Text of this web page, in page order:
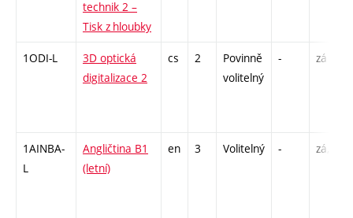
technik 2 –
Tisk z hloubky
1ODI-L
3D optická
digitalizace 2
cs 2
Povinně
volitelný
- zá
1AINBA-
L
Angličtina B1
(letní)
en 3 Volitelný - zá,zk